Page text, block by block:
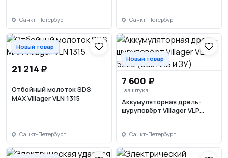
Санкт-Петербург Санкт-Петербург
Новый товар
21 214 ₽
Отбойный молоток SDS
MAX Villager VLN 1315
Санкт-Петербург
Новый товар
7 600 ₽
за штука
Аккумуляторная дрель-
шуруповёрт Villager VLP
Санкт-Петербург